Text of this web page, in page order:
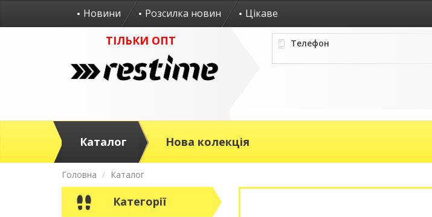
Новини Розсилка новин Цікаве
ТІЛЬКИ ОПТ Телефон
Каталог Нова колекція
Головна Каталог
Категорії